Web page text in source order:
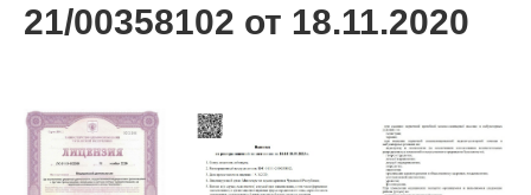
21/00358102 от 18.11.2020